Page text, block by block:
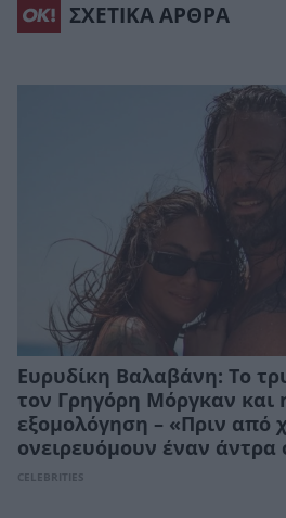
ΣΧΕΤΙΚΑ ΑΡΘΡΑ
Ευρυδίκη Βαλαβάνη: Το
τον Γρηγόρη Μόργκαν και
εξομολόγηση – «Πριν από
ονειρευόμουν έναν άντρα
CELEBRITIES